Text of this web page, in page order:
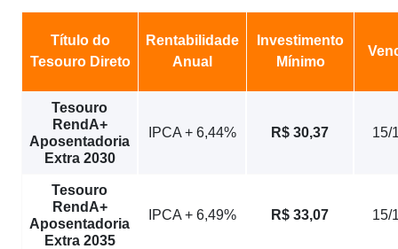
Título do
Tesouro Direto
Rentabilidade
Anual
Investimento
Mínimo
Tesouro
RendA+
Aposentadoria
Extra 2030
IPCA + 6,44% R$ 30,37 15/
Tesouro
RendA+
Aposentadoria
Extra 2035
IPCA + 6,49% R$ 33,07 15/